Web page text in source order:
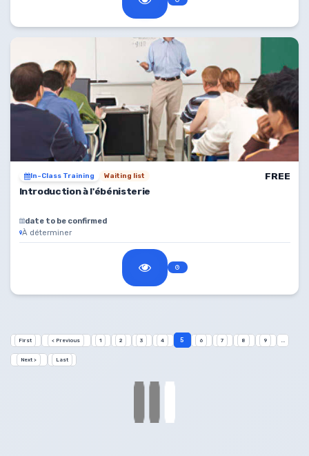
In-Class Training Waiting list
FREE
Introduction à l'ébénisterie
date to be confirmed
À déterminer
First < Previous 1 2 3 4 5 6 7 8 9 ...
Next > Last